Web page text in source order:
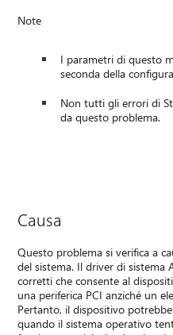
Note
I parametri di questo
seconda della
Non tutti gli errori di
da questo problema.
Causa
Questo problema si verifica a
del sistema. Il driver di sistema
corretti che consente al
una periferica PCI anziché un
Pertanto, il dispositivo
quando il sistema operativo